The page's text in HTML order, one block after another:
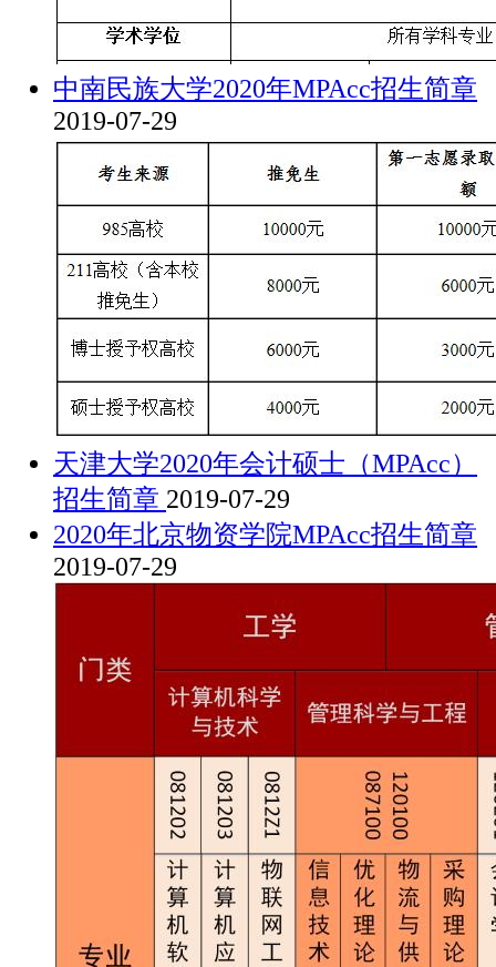
中南民族大学2020年MPAcc招生简章
2019-07-29
天津大学2020年会计硕士（MPAcc）
招生简章 2019-07-29
2020年北京物资学院MPAcc招生简章
2019-07-29